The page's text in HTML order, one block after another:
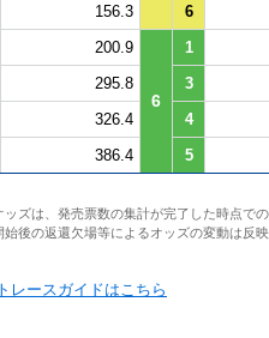
156.3 6
200.9
6
1
295.8 3
326.4 4
386.4 5
ッズは、発売票数の集計が完了した時点で
始後の返還欠場等によるオッズの変動は反映
レースガイドはこちら